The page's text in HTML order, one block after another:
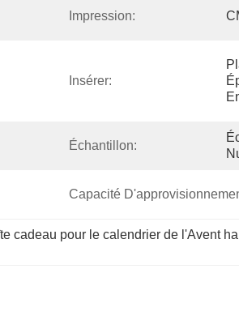
Impression:
Insérer:
Échantillon:
Capacité
cadeau pour le calendrier de l'Avent